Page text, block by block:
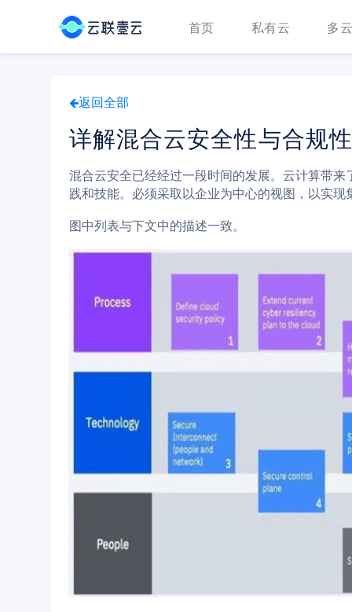
首页 私有云 多
返回全部
详解混合云安全性与合规
混合云安全已经经过一段时间的发展。云计算带
践和技能。必须采取以企业为中心的视图，以实
图中列表与下文中的描述一致。